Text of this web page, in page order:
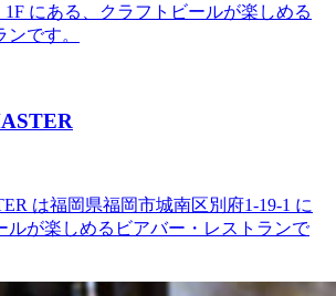
にある、クラフトビールが楽しめる
です。
は福岡県福岡市城南区別府1-19-1 に
ルが楽しめるビアバー・レストランで